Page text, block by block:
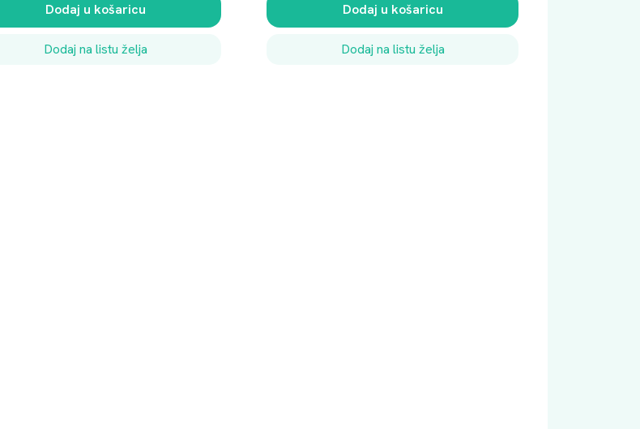
a
Dodaj u košaricu
Dodaj na listu želja
Dodaj u košaricu
Dodaj na listu želja